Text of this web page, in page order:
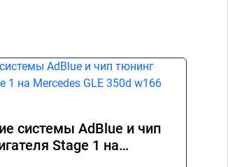
системы AdBlue и чип
Stage 1 на